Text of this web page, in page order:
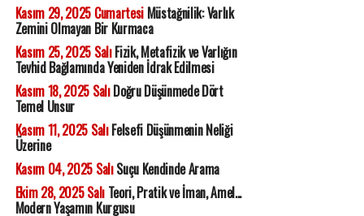
Kasım 29, 2025 CumartesiMüstağnilik: Varlık
Zemini Olmayan Bir Kurmaca
Kasım 25, 2025 SalıFizik, Metafizik ve Varlığın
Tevhid Bağlamında Yeniden İdrak Edilmesi
Kasım 18, 2025 SalıDoğru Düşünmede Dört
Temel Unsur
Kasım 11, 2025 SalıFelsefi Düşünmenin Neliği
Üzerine
Kasım 04, 2025 SalıSuçu Kendinde Arama
Ekim 28, 2025 SalıTeori, Pratik ve İman, Amel...
Modern Yaşamın Kurgusu